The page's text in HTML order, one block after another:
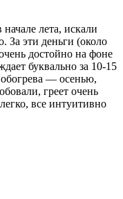
лета, искали
За эти деньги (около
достойно на фоне
буквально за 10-15
— осенью,
греет очень
все интуитивно